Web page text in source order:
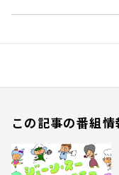
この記事の番組情